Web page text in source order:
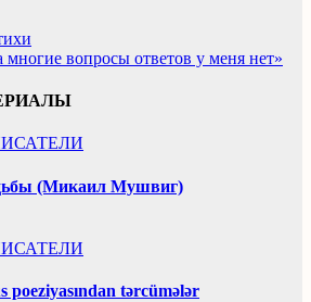
вопросы ответов у меня нет»
(Микаил Мушвиг)
tərcümələr